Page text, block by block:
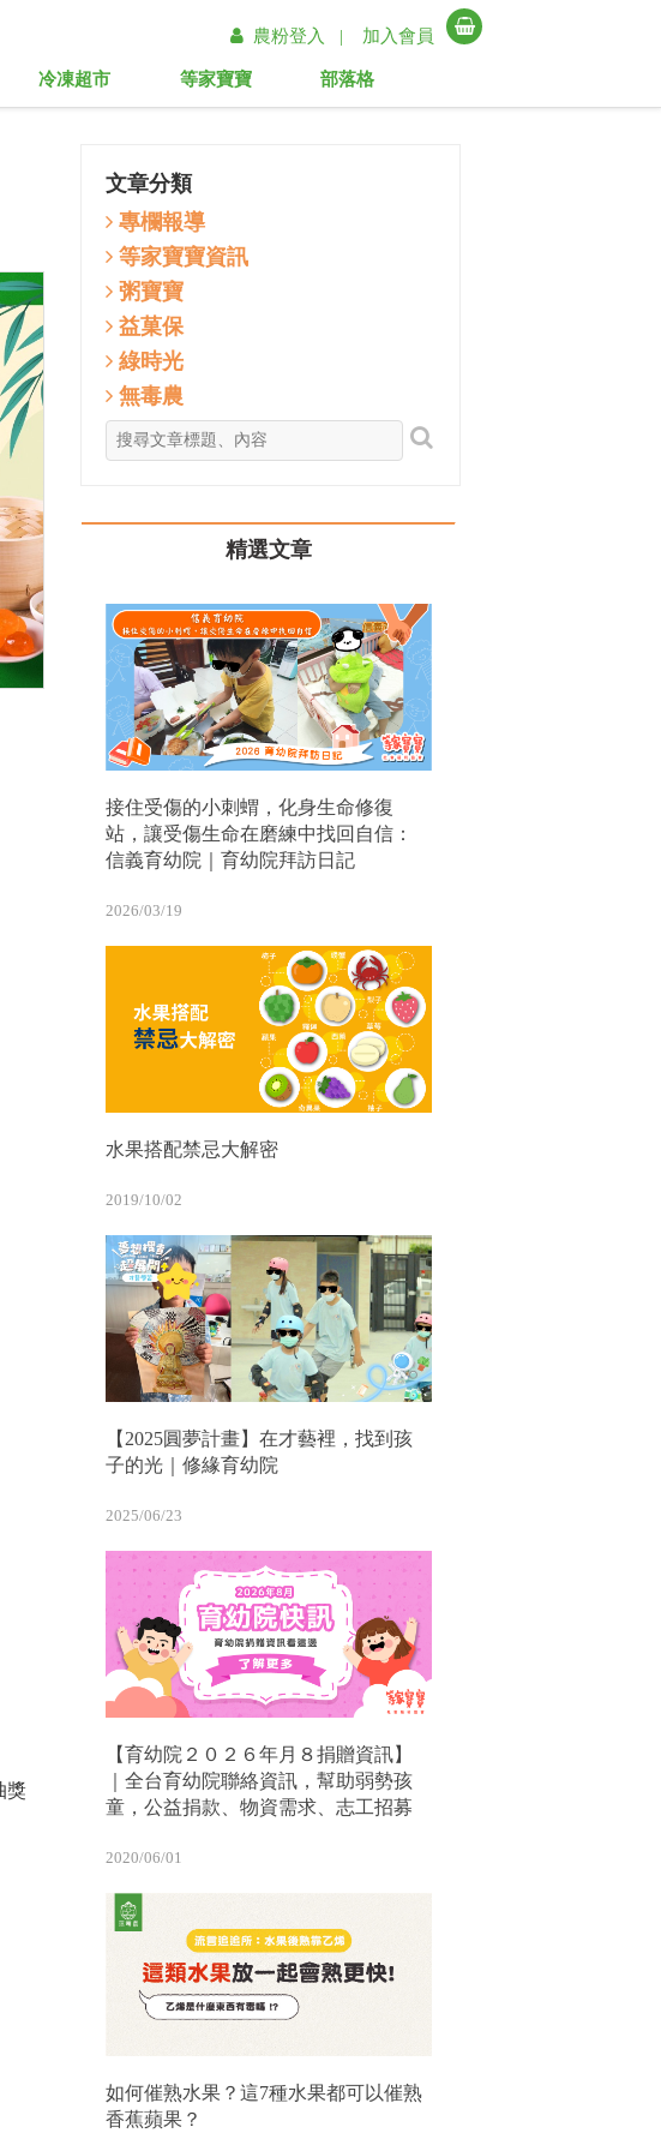
農粉登入 | 加入會員
冷凍超市 等家寶寶 部落格
獎
文章分類
專欄報導
等家寶寶資訊
粥寶寶
益菓保
綠時光
無毒農
精選文章
接住受傷的小刺蝟，化身生命修復
站，讓受傷生命在磨練中找回自信：
信義育幼院｜育幼院拜訪日記
2026/03/19
水果搭配禁忌大解密
2019/10/02
【2025圓夢計畫】在才藝裡，找到孩
子的光｜修緣育幼院
2025/06/23
【育幼院２０２６年月８捐贈資訊】
｜全台育幼院聯絡資訊，幫助弱勢孩
童，公益捐款、物資需求、志工招募
2020/06/01
如何催熟水果？這7種水果都可以催熟
香蕉蘋果？